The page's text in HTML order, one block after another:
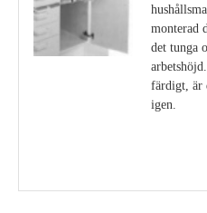
monterad
det tunga
färdigt, är
igen.